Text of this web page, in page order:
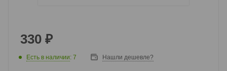
330 ₽
Есть в наличии: 7 Нашли дешевле?